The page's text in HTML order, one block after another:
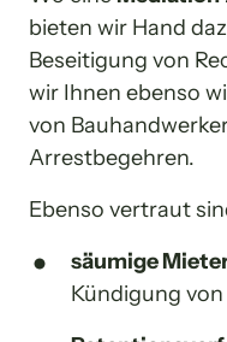
bieten wir Hand
Beseitigung von
wir Ihnen ebenso
von
Arrestbegehren.
Ebenso vertraut
säumige
Kündigung